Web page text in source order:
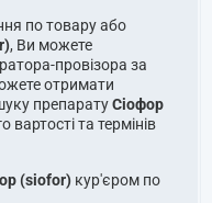
по товару або
, Ви можете
провізора за
отримати
препаратуСіофор
та термінів
(siofor) кур'єром по